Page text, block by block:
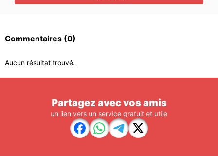
Commentaires (0)
Aucun résultat trouvé.
Partagez avec vos amis
un lien vers un service gratuit et utile